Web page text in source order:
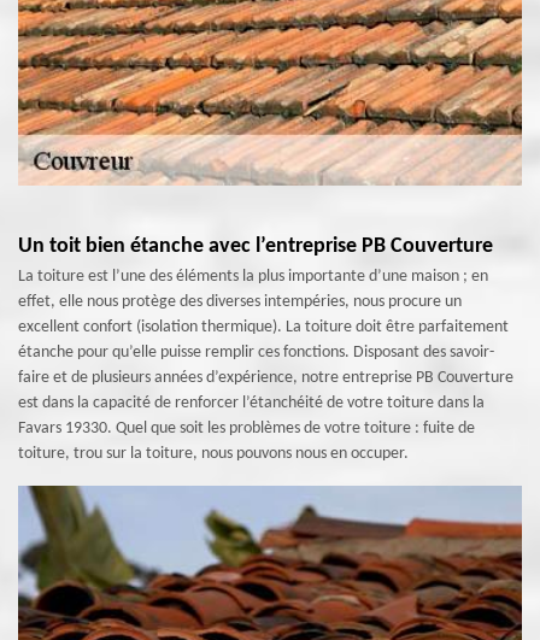
Un toit bien étanche avec l’entreprise PB Couverture
La toiture est l’une des éléments la plus importante d’une maison ; en
effet, elle nous protège des diverses intempéries, nous procure un
excellent confort (isolation thermique). La toiture doit être parfaitement
étanche pour qu’elle puisse remplir ces fonctions. Disposant des savoir-
faire et de plusieurs années d’expérience, notre entreprise PB Couverture
est dans la capacité de renforcer l’étanchéité de votre toiture dans la
Favars 19330. Quel que soit les problèmes de votre toiture : fuite de
toiture, trou sur la toiture, nous pouvons nous en occuper.